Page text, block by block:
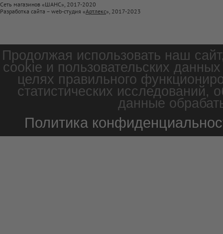
Сеть магазинов «ШАНС», 2017-2020
Разработка сайта – web-студия «Артлекс», 2017-2023
Продолжая использовать наш
cookie и пользовательских
целях правильного
статистических
данные
Политика